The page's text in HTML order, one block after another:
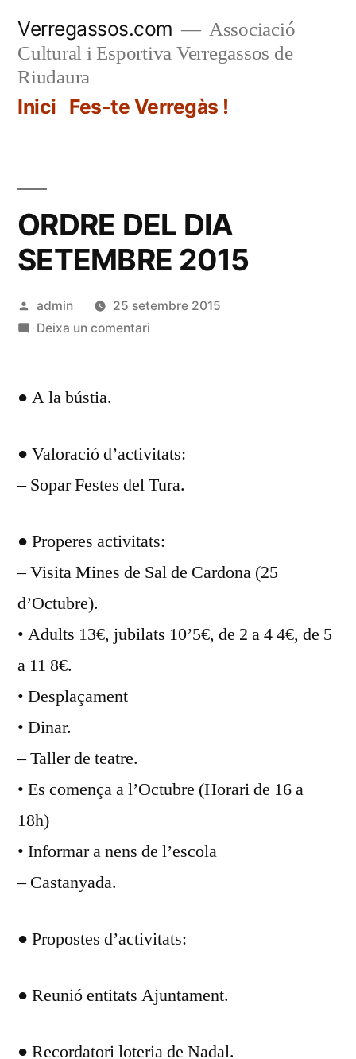
contingut
Verregassos.com
Associació
Cultural i Esportiva Verregassos de
Riudaura
Inici Fes-te Verregàs !
ORDRE DEL DIA
SETEMBRE 2015
Publicat
per
admin
25 setembre 2015
Deixa un comentaria
● A la bústia.
● Valoració d’activitats:
– Sopar Festes del Tura.
● Properes activitats:
– Visita Mines de Sal de Cardona (25
d’Octubre).
• Adults 13€, jubilats 10’5€, de 2 a 4 4€, de 5
a 11 8€.
• Desplaçament
• Dinar.
– Taller de teatre.
• Es comença a l’Octubre (Horari de 16 a
18h)
• Informar a nens de l’escola
– Castanyada.
● Propostes d’activitats:
● Reunió entitats Ajuntament.
● Recordatori loteria de Nadal.